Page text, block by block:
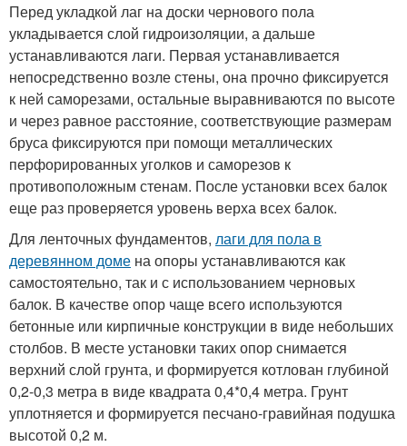
Перед укладкой лаг на доски чернового пола
укладывается слой гидроизоляции, а дальше
устанавливаются лаги. Первая устанавливается
непосредственно возле стены, она прочно фиксируется
к ней саморезами, остальные выравниваются по высоте
и через равное расстояние, соответствующие размерам
бруса фиксируются при помощи металлических
перфорированных уголков и саморезов к
противоположным стенам. После установки всех балок
еще раз проверяется уровень верха всех балок.
Для ленточных фундаментов, лаги для пола в
деревянном доме на опоры устанавливаются как
самостоятельно, так и с использованием черновых
балок. В качестве опор чаще всего используются
бетонные или кирпичные конструкции в виде небольших
столбов. В месте установки таких опор снимается
верхний слой грунта, и формируется котлован глубиной
0,2-0,3 метра в виде квадрата 0,4*0,4 метра. Грунт
уплотняется и формируется песчано-гравийная подушка
высотой 0,2 м.